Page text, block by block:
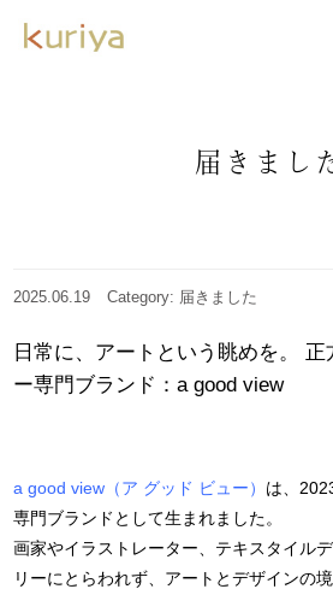
届きまし
2025.06.19 Category: 届きました
日常に、アートという眺めを。
ー専門ブランド：a good view
a good view（ア グッド ビュー） は、
専門ブランドとして生まれました。
画家やイラストレーター、テキスタイル
リーにとらわれず、アートとデザインの